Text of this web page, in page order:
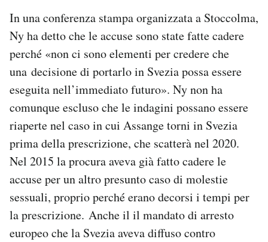
In una conferenza stampa organizzata a Stoccolma,
Ny ha detto che le accuse sono state fatte cadere
perché «non ci sono elementi per credere che
una decisione di portarlo in Svezia possa essere
eseguita nell’immediato futuro». Ny non ha
comunque escluso che le indagini possano essere
riaperte nel caso in cui Assange torni in Svezia
prima della prescrizione, che scatterà nel 2020.
Nel 2015 la procura aveva già fatto cadere le
accuse per un altro presunto caso di molestie
sessuali, proprio perché erano decorsi i tempi per
la prescrizione. Anche il il mandato di arresto
europeo che la Svezia aveva diffuso contro